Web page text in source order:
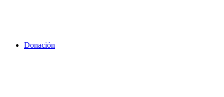
Donación